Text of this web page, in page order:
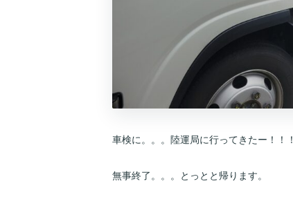
車検に。。。陸運局に行ってきたー！！！
無事終了。。。とっとと帰ります。